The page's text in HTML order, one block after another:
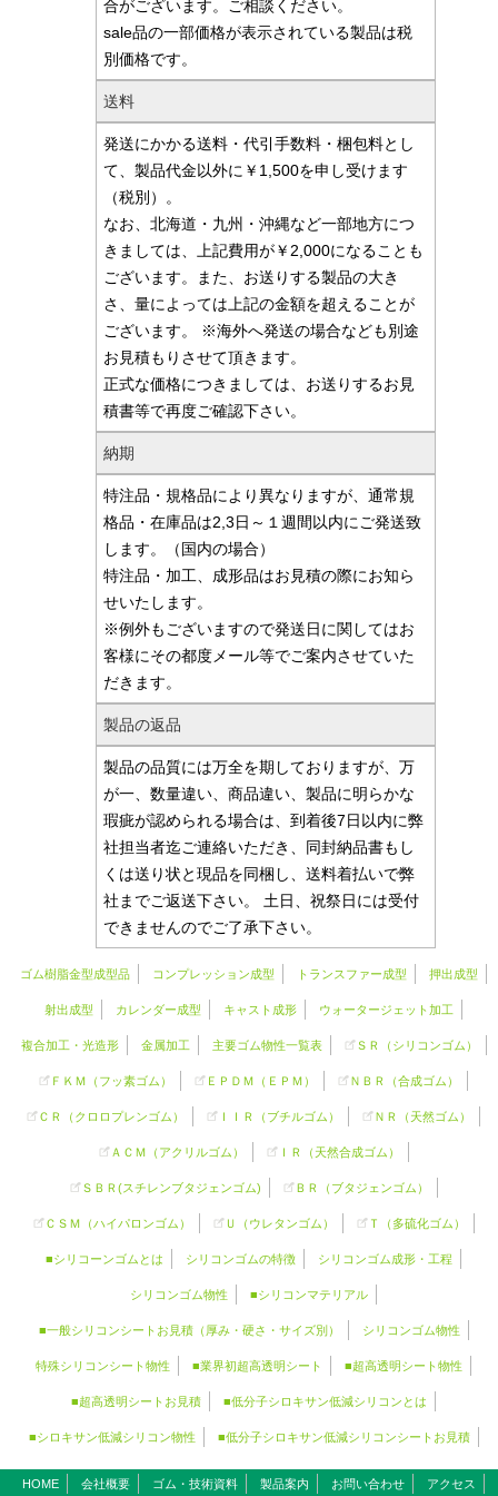
合がございます。ご相談ください。
sale品の一部価格が表示されている製品は税
別価格です。
送料
発送にかかる送料・代引手数料・梱包料とし
て、製品代金以外に￥1,500を申し受けます
（税別）。
なお、北海道・九州・沖縄など一部地方につ
きましては、上記費用が￥2,000になることも
ございます。また、お送りする製品の大き
さ、量によっては上記の金額を超えることが
ございます。 ※海外へ発送の場合なども別途
お見積もりさせて頂きます。
正式な価格につきましては、お送りするお見
積書等で再度ご確認下さい。
納期
特注品・規格品により異なりますが、通常規
格品・在庫品は2,3日～１週間以内にご発送致
します。（国内の場合）
特注品・加工、成形品はお見積の際にお知ら
せいたします。
※例外もございますので発送日に関してはお
客様にその都度メール等でご案内させていた
だきます。
製品の返品
製品の品質には万全を期しておりますが、万
が一、数量違い、商品違い、製品に明らかな
瑕疵が認められる場合は、到着後7日以内に弊
社担当者迄ご連絡いただき、同封納品書もし
くは送り状と現品を同梱し、送料着払いで弊
社までご返送下さい。 土日、祝祭日には受付
できませんのでご了承下さい。
ゴム樹脂金型成型品 コンプレッション成型 トランスファー成型 押出成型
射出成型 カレンダー成型 キャスト成形 ウォータージェット加工
複合加工・光造形 金属加工 主要ゴム物性一覧表 ＳＲ（ シリコンゴム ）
ＦＫＭ（フッ素ゴム） ＥＰＤＭ（ＥＰＭ） ＮＢＲ（合成ゴム）
ＣＲ（クロロプレンゴム） ＩＩＲ（ブチルゴム） ＮＲ（天然ゴム）
ＡＣＭ（アクリルゴム） ＩＲ（天然合成ゴム）
ＳＢＲ(スチレンブタジェンゴム) ＢＲ（ブタジェンゴム）
ＣＳＭ（ハイパロンゴム） Ｕ（ウレタンゴム） Ｔ（多硫化ゴム）
■シリコーンゴムとは シリコンゴムの特徴 シリコンゴム成形・工程
シリコンゴム物性 ■シリコンマテリアル
■一般シリコンシートお見積（厚み・硬さ・サイズ別） シリコンゴム物性
特殊シリコンシート物性 ■業界初超高透明シート ■超高透明シート物性
■超高透明シートお見積 ■低分子シロキサン低減シリコンとは
■シロキサン低減シリコン物性 ■低分子シロキサン低減シリコンシートお見積
HOME 会社概要 ゴム・技術資料 製品案内 お問い合わせ アクセス